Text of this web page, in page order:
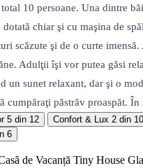
10 persoane. Una dintre
chiar şi cu maşina de
scăzute şi de o curte
Adulţii îşi vor putea găsi
un sunet relaxant, dar şi o
cumpăraţi păstrăv proaspăt.
5 din 12 Confort & Lux 2 din 10
6
de Vacanță Tiny House